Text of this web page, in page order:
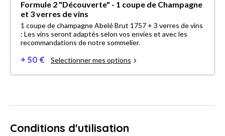
Formule 2 "Découverte" - 1 coupe de Champagne
et 3 verres de vins
1 coupe de champagne Abelé Brut 1757 + 3 verres de vins
: Les vins seront adaptés selon vos envies et avec les
recommandations de notre sommelier.
+ 50 € Selectionner mes options
Conditions d'utilisation